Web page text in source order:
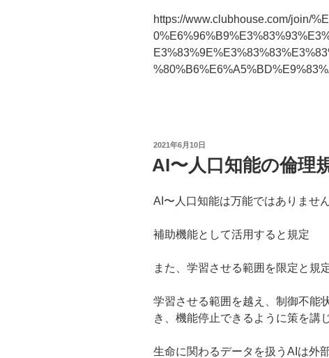
https://www.clubhouse.com/join/
投
日:
2021年6月10日
AI〜人口知能の倫理
AI〜人口知能は万能ではありません
補助機能として活用すると規定
また、学習させる範囲を限定と規
学習させる範囲を越え、制御不能
き、機能停止できるように策を講
生命に関わるデータを扱うAIは外